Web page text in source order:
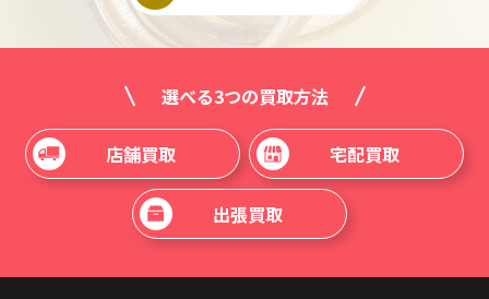
選べる3つの買取方法
店舗買取 宅配買取
出張買取